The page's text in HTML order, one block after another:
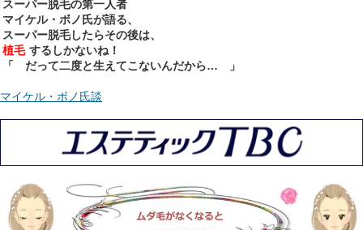
スーパー脱毛の第一人者
マイケル・ボノ氏が語る、
スーパー脱毛したらその後は、
植毛 するしかないね！
「 だって二度と生えてこないんだから… 」
マイケル・ボノ氏談